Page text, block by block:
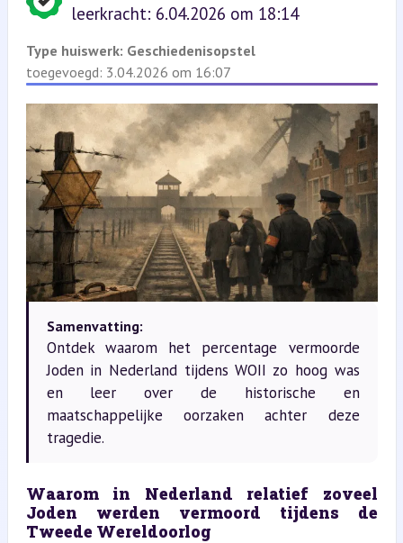
leerkracht: 6.04.2026 om 18:14
Type huiswerk: Geschiedenisopstel
toegevoegd: 3.04.2026 om 16:07
Samenvatting:
Ontdek waarom het percentage vermoorde
Joden in Nederland tijdens WOII zo hoog was
en leer over de historische en
maatschappelijke oorzaken achter deze
tragedie.
Waarom in Nederland relatief zoveel
Joden werden vermoord tijdens de
Tweede Wereldoorlog